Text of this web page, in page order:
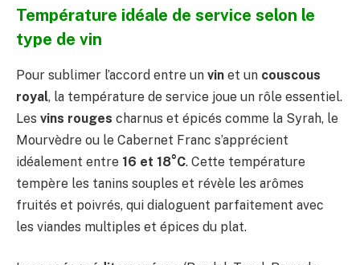
Température idéale de service selon le
type de vin
Pour sublimer l’accord entre un vin et un couscous
royal, la température de service joue un rôle essentiel.
Les vins rouges charnus et épicés comme la Syrah, le
Mourvèdre ou le Cabernet Franc s’apprécient
idéalement entre 16 et 18°C. Cette température
tempère les tanins souples et révèle les arômes
fruités et poivrés, qui dialoguent parfaitement avec
les viandes multiples et épices du plat.